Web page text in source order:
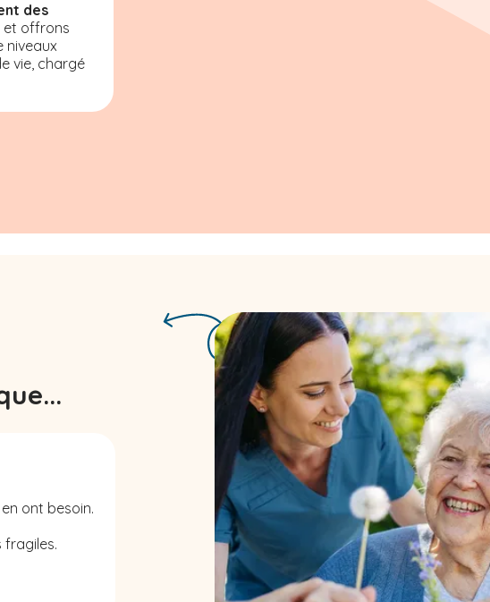
des
et offrons
niveaux
vie, chargé
ont besoin.
fragiles.